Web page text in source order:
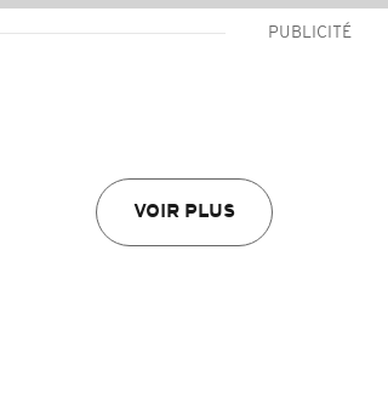
PUBLICITÉ
VOIR PLUS